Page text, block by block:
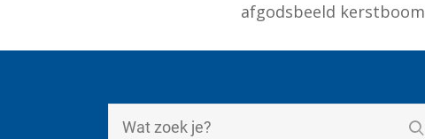
afgodsbeeld kerstboom